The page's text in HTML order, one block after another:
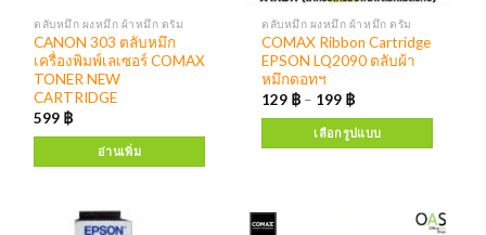
ตลับหมึก ผงหมึก ผ้าหมึก ดรัม
CANON 303 ตลับหมึก
เครื่องพิมพ์เลเซอร์ COMAX
TONER NEW
CARTRIDGE
599 ฿
อ่านเพิ่ม
ตลับหมึก ผงหมึก ผ้าหมึก ดรัม
COMAX Ribbon Cartridge
EPSON LQ2090 ตลับผ้า
หมึกดอทฯ
129 ฿ – 199 ฿
เลือกรูปแบบ